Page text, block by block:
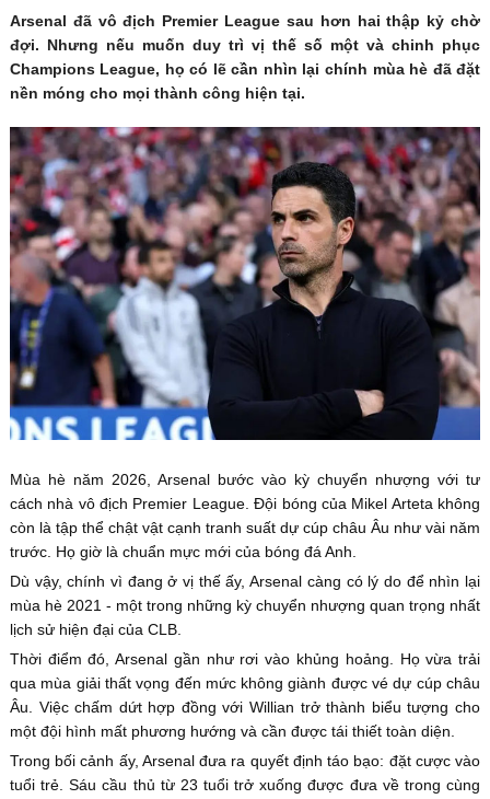
Arsenal đã vô địch Premier League sau hơn hai thập kỷ chờ
đợi. Nhưng nếu muốn duy trì vị thế số một và chinh phục
Champions League, họ có lẽ cần nhìn lại chính mùa hè đã đặt
nền móng cho mọi thành công hiện tại.
Mùa hè năm 2026, Arsenal bước vào kỳ chuyển nhượng với tư
cách nhà vô địch Premier League. Đội bóng của Mikel Arteta không
còn là tập thể chật vật cạnh tranh suất dự cúp châu Âu như vài năm
trước. Họ giờ là chuẩn mực mới của bóng đá Anh.
Dù vậy, chính vì đang ở vị thế ấy, Arsenal càng có lý do để nhìn lại
mùa hè 2021 - một trong những kỳ chuyển nhượng quan trọng nhất
lịch sử hiện đại của CLB.
Thời điểm đó, Arsenal gần như rơi vào khủng hoảng. Họ vừa trải
qua mùa giải thất vọng đến mức không giành được vé dự cúp châu
Âu. Việc chấm dứt hợp đồng với Willian trở thành biểu tượng cho
một đội hình mất phương hướng và cần được tái thiết toàn diện.
Trong bối cảnh ấy, Arsenal đưa ra quyết định táo bạo: đặt cược vào
tuổi trẻ. Sáu cầu thủ từ 23 tuổi trở xuống được đưa về trong cùng